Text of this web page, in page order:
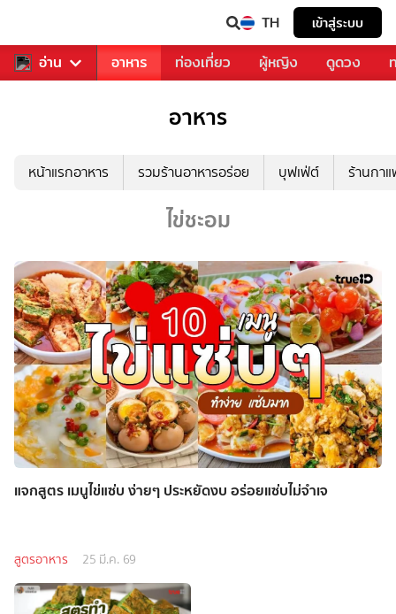
TH เข้าสู่ระบบ
อ่าน
รวงการเพลง อาหาร ท่องเที่ยว ผู้หญิง ดูดวง
อาหาร
หน้าแรกอาหาร รวมร้านอาหารอร่อย บุฟเฟ่ต์ ร้านกา
ไข่ชะอม
แจกสูตร เมนูไข่แซ่บ ง่ายๆ ประหยัดงบ อร่อยแซ่บไม่จำเจ
สูตรอาหาร 25 มี.ค. 69